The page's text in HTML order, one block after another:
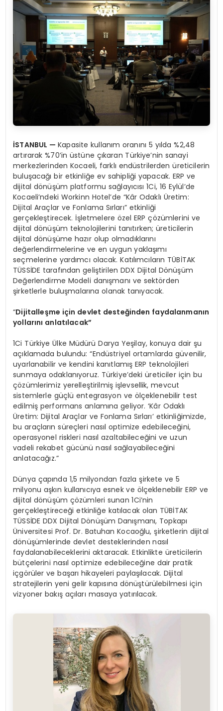
İSTANBUL —Kapasite kullanım oranını 5 yılda %2,48
artırarak %70’in üstüne çıkaran Türkiye’nin sanayi
merkezlerinden Kocaeli, farklı endüstrilerden üreticilerin
buluşacağı bir etkinliğe ev sahipliği yapacak. ERP ve
dijital dönüşüm platformu sağlayıcısı 1Ci, 16 Eylül’de
Kocaeli’ndeki Workinn Hotel’de “Kâr Odaklı Üretim:
Dijital Araçlar ve Fonlama Sırları” etkinliği
gerçekleştirecek. İşletmelere özel ERP çözümlerini ve
dijital dönüşüm teknolojilerini tanıtırken; üreticilerin
dijital dönüşüme hazır olup olmadıklarını
değerlendirmelerine ve en uygun yaklaşımı
seçmelerine yardımcı olacak. Katılımcıların TÜBİTAK
TÜSSİDE tarafından geliştirilen DDX Dijital Dönüşüm
Değerlendirme Modeli danışmanı ve sektörden
şirketlerle buluşmalarına olanak tanıyacak.
“Dijitalleşme için devlet desteğinden faydalanmanın
yollarını anlatılacak”
1Ci Türkiye Ülke Müdürü Darya Yeşilay, konuya dair şu
açıklamada bulundu: “Endüstriyel ortamlarda güvenilir,
uyarlanabilir ve kendini kanıtlamış ERP teknolojileri
sunmaya odaklanıyoruz. Türkiye’deki üreticiler için bu
çözümlerimiz yerelleştirilmiş işlevsellik, mevcut
sistemlerle güçlü entegrasyon ve ölçeklenebilir test
edilmiş performans anlamına geliyor. ‘Kâr Odaklı
Üretim: Dijital Araçlar ve Fonlama Sırları’ etkinliğimizde,
bu araçların süreçleri nasıl optimize edebileceğini,
operasyonel riskleri nasıl azaltabileceğini ve uzun
vadeli rekabet gücünü nasıl sağlayabileceğini
anlatacağız.”
Dünya çapında 1,5 milyondan fazla şirkete ve 5
milyonu aşkın kullanıcıya esnek ve ölçeklenebilir ERP ve
dijital dönüşüm çözümleri sunan 1Ci’nin
gerçekleştireceği etkinliğe katılacak olan TÜBİTAK
TÜSSİDE DDX Dijital Dönüşüm Danışmanı, Topkapı
Üniversitesi Prof. Dr. Batuhan Kocaoğlu, şirketlerin dijital
dönüşümlerinde devlet desteklerinden nasıl
faydalanabileceklerini aktaracak. Etkinlikte üreticilerin
bütçelerini nasıl optimize edebileceğine dair pratik
içgörüler ve başarı hikayeleri paylaşılacak. Dijital
stratejilerin yeni gelir kapısına dönüştürülebilmesi için
vizyoner bakış açıları masaya yatırılacak.